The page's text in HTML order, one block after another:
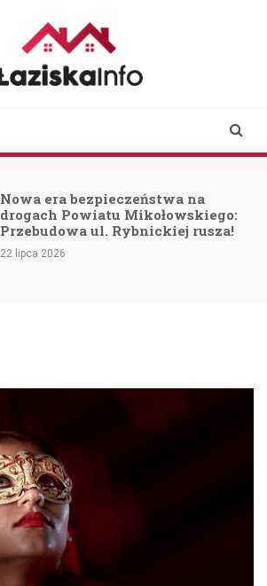
Nowa era bezpieczeństwa na
drogach Powiatu Mikołowskiego:
Przebudowa ul. Rybnickiej rusza!
22 lipca 2026